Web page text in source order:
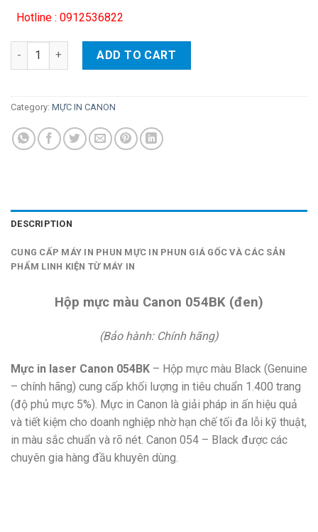
Hotline : 0912536822
Hộp mực màu Canon 054BK (đen) – Cho máy LBP 621Cw/
ADD TO CART
Category: MỰC IN CANON
DESCRIPTION
CUNG CẤP MÁY IN PHUN MỰC IN PHUN GIÁ GỐC VÀ CÁC SẢN
PHẨM LINH KIỆN TỪ MÁY IN
Hộp mực màu Canon 054BK (đen)
(Bảo hành: Chính hãng)
Mực in laser Canon 054BK – Hộp mực màu Black (Genuine
– chính hãng) cung cấp khối lượng in tiêu chuẩn 1.400 trang
(độ phủ mực 5%). Mực in Canon là giải pháp in ấn hiệu quả
và tiết kiệm cho doanh nghiệp nhờ hạn chế tối đa lỗi kỹ thuật,
in màu sắc chuẩn và rõ nét. Canon 054 – Black được các
chuyên gia hàng đầu khuyên dùng.